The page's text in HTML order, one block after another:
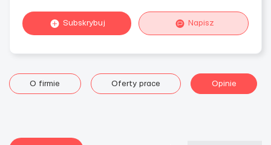
Subskrybuj Napisz
O firmie Oferty prace Opinie